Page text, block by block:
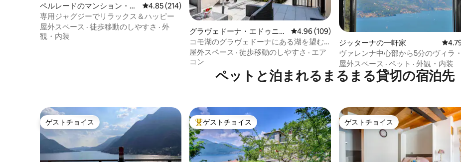
ペルレードのマンション・ア
パート
レビュー214件、5つ星中4.85つ星の平均評価
4.85 (214)
専用ジャグジーでリラックス＆ハッピー
屋外スペース · 徒歩移動のしやすさ · 外
観・内装
グラヴェドーナ・エドゥニー
ティのマンション・アパート
レビュー109件、5つ星中4.96つ星の平均評価
4.96 (109)
コモ湖のグラヴェドーナにある湖を望む
アパート
屋外スペース · 徒歩移動のしやすさ · エア
コン
ジッターナの一軒家 レビ
ヴァレンナ中心部から5分のヴィラ
タ（プール付き）
屋外スペース · ペット · 外観・内装
ペットと泊まれるまるまる貸切の宿泊先
ゲストチョイス
ゲストチョイス 大好評のゲストチョイスです。
ゲストチョイス ゲストチョイス
ゲストチョイス